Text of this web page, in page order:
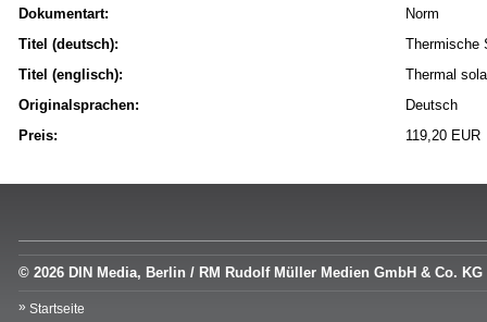
Dokumentart:
Norm
Titel (deutsch):
Thermische
Titel (englisch):
Thermal
Originalsprachen:
Deutsch
Preis:
119,20 EUR
© 2026 DIN Media, Berlin / RM Rudolf Müller Medien GmbH & Co. KG
Startseite